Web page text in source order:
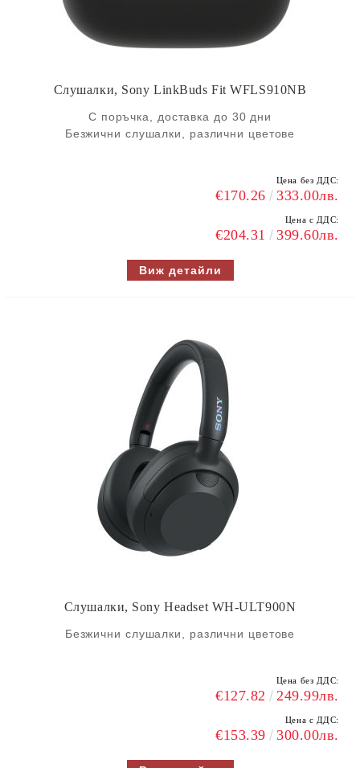
Слушалки, Sony LinkBuds Fit WFLS910NB
С поръчка, доставка до 30 дни
Безжични слушалки, различни цветове
Цена без ДДС:
€170.26 333.00лв.
Цена с ДДС:
€204.31 399.60лв.
Виж детайли
Слушалки, Sony Headset WH-ULT900N
Безжични слушалки, различни цветове
Цена без ДДС:
€127.82 249.99лв.
Цена с ДДС:
€153.39 300.00лв.